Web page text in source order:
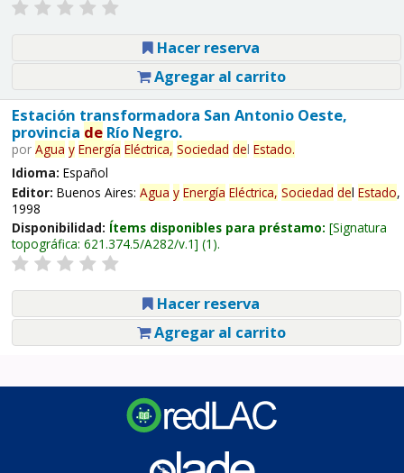
Hacer reserva
Agregar al carrito
Estación transformadora San Antonio Oeste,
provincia deRío Negro.
por Agua y Energía Eléctrica, Sociedad del Estado.
Idioma: Español
Editor: Buenos Aires: Agua y Energía Eléctrica, Sociedad del Estado,
1998
Disponibilidad: Ítems disponibles para préstamo: Signatura
topográfica: 621.374.5/A282/v.1 (1).
Hacer reserva
Agregar al carrito